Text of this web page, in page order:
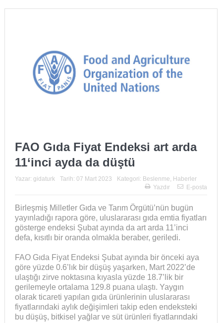
Başladı
FAO Gıda Fiyat Endeksi art arda
11‘inci ayda da düştü
Yazar: gidaturk Tarih: 07 Mart 2023 Kategori: Beslenme, Haberler
Yazdır
E-posta
Birleşmiş Milletler Gıda ve Tarım Örgütü’nün bugün
yayınladığı rapora göre, uluslararası gıda emtia fiyatları
gösterge endeksi Şubat ayında da art arda 11’inci
defa, kısıtlı bir oranda olmakla beraber, geriledi.
FAO Gıda Fiyat Endeksi Şubat ayında bir önceki aya
göre yüzde 0.6’lık bir düşüş yaşarken, Mart 2022’de
ulaştığı zirve noktasına kıyasla yüzde 18.7’lik bir
gerilemeyle ortalama 129.8 puana ulaştı. Yaygın
olarak ticareti yapılan gıda ürünlerinin uluslararası
fiyatlarındaki aylık değişimleri takip eden endeksteki
bu düşüş, bitkisel yağlar ve süt ürünleri fiyatlarındaki